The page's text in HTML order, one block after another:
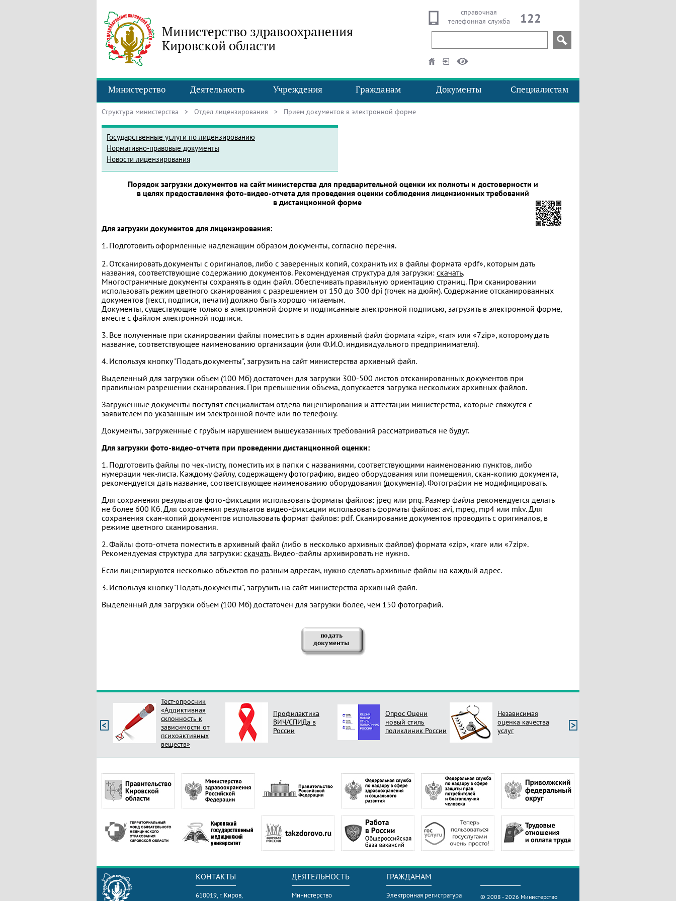
Министерство здравоохранения
Кировской области
справочная
телефонная служба
122
Министерство Деятельность Учреждения Гражданам Документы Специалистам
Структура министерства > Отдел лицензирования > Прием документов в электронной форме
Государственные услуги по лицензированию
Нормативно-правовые документы
Новости лицензирования
Порядок загрузки документов на сайт министерства для предварительной оценки их полноты и достоверности и
в целях предоставления фото-видео-отчета для проведения оценки соблюдения лицензионных требований
в дистанционной форме
Для загрузки документов для лицензирования:
1. Подготовить оформленные надлежащим образом документы, согласно перечня.
2. Отсканировать документы с оригиналов, либо с заверенных копий, сохранить их в файлы формата «pdf», которым дать
названия, соответствующие содержанию документов. Рекомендуемая структура для загрузки: скачать.
Многостраничные документы сохранять в один файл. Обеспечивать правильную ориентацию страниц. При сканировании
использовать режим цветного сканирования с разрешением от 150 до 300 dpi (точек на дюйм). Содержание отсканированных
документов (текст, подписи, печати) должно быть хорошо читаемым.
Документы, существующие только в электронной форме и подписанные электронной подписью, загрузить в электронной форме,
вместе с файлом электронной подписи.
3. Все полученные при сканировании файлы поместить в один архивный файл формата «zip», «rar» или «7zip», которому дать
название, соответствующее наименованию организации (или Ф.И.О. индивидуального предпринимателя).
4. Используя кнопку "Подать документы", загрузить на сайт министерства архивный файл.
Выделенный для загрузки объем (100 Мб) достаточен для загрузки 300-500 листов отсканированных документов при
правильном разрешении сканирования. При превышении объема, допускается загрузка нескольких архивных файлов.
Загруженные документы поступят специалистам отдела лицензирования и аттестации министерства, которые свяжутся с
заявителем по указанным им электронной почте или по телефону.
Документы, загруженные с грубым нарушением вышеуказанных требований рассматриваться не будут.
Для загрузки фото-видео-отчета при проведении дистанционной оценки:
1. Подготовить файлы по чек-листу, поместить их в папки с названиями, соответствующими наименованию пунктов, либо
нумерации чек-листа. Каждому файлу, содержащему фотографию, видео оборудования или помещения, скан-копию документа,
рекомендуется дать название, соответствующее наименованию оборудования (документа). Фотографии не модифицировать.
Для сохранения результатов фото-фиксации использовать форматы файлов: jpeg или png. Размер файла рекомендуется делать
не более 600 Кб. Для сохранения результатов видео-фиксации использовать форматы файлов: avi, mpeg, mp4 или mkv. Для
сохранения скан-копий документов использовать формат файлов: pdf. Сканирование документов проводить с оригиналов, в
режиме цветного сканирования.
2. Файлы фото-отчета поместить в архивный файл (либо в несколько архивных файлов) формата «zip», «rar» или «7zip».
Рекомендуемая структура для загрузки: скачать. Видео-файлы архивировать не нужно.
Если лицензируются несколько объектов по разным адресам, нужно сделать архивные файлы на каждый адрес.
3. Используя кнопку "Подать документы", загрузить на сайт министерства архивный файл.
Выделенный для загрузки объем (100 Мб) достаточен для загрузки более, чем 150 фотографий.
Тест-опросник
«Аддиктивная
склонность к
зависимости от
психоактивных
веществ»
Профилактика
ВИЧ/СПИДа в
России
Опрос Оцени
новый стиль
поликлиник России
Независимая
оценка качества
услуг
КОНТАКТЫ
610019, г. Киров,
ДЕЯТЕЛЬНОСТЬ
Министерство
ГРАЖДАНАМ
Электронная регистратура
© 2008 - 2026 Министерство